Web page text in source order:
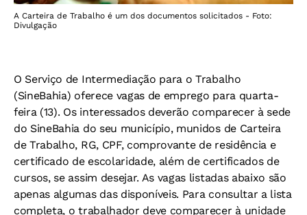
A Carteira de Trabalho é um dos documentos solicitados - Foto:
Divulgação
O Serviço de Intermediação para o Trabalho
(SineBahia) oferece vagas de emprego para quarta-
feira (13). Os interessados deverão comparecer à sede
do SineBahia do seu município, munidos de Carteira
de Trabalho, RG, CPF, comprovante de residência e
certificado de escolaridade, além de certificados de
cursos, se assim desejar. As vagas listadas abaixo são
apenas algumas das disponíveis. Para consultar a lista
completa, o trabalhador deve comparecer à unidade